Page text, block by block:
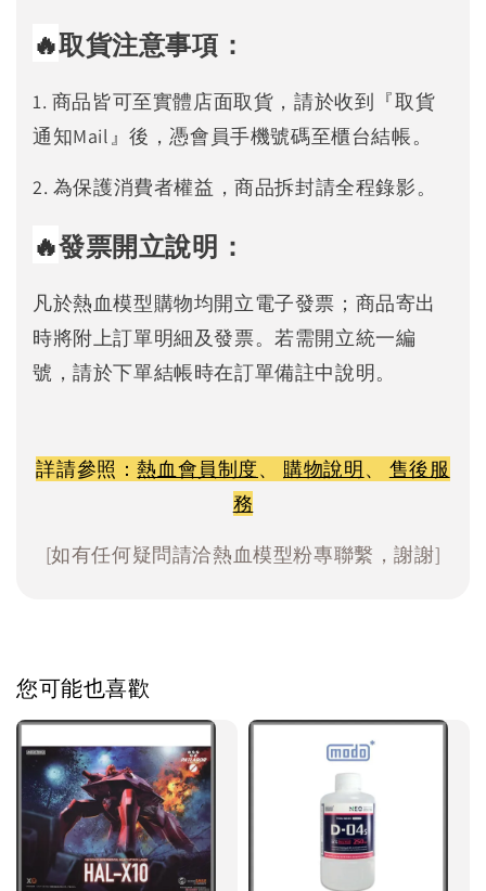
🔥取貨注意事項：
1. 商品皆可至實體店面取貨，請於收到『取貨
通知Mail』後，憑會員手機號碼至櫃台結帳。
2. 為保護消費者權益，商品拆封請全程錄影。
🔥發票開立說明：
凡於熱血模型購物均開立電子發票；商品寄出
時將附上訂單明細及發票。若需開立統一編
號，請於下單結帳時在訂單備註中說明。
詳請參照：熱血會員制度、 購物說明、 售後服
務
[如有任何疑問請洽熱血模型粉專聯繫，謝謝]
您可能也喜歡